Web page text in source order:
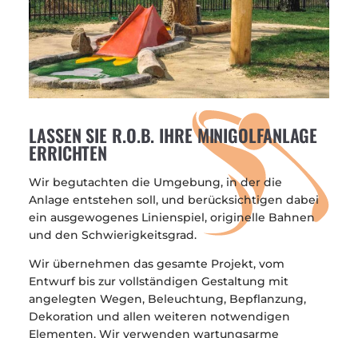
LASSEN SIE R.O.B. IHRE MINIGOLFANLAGE
ERRICHTEN
Wir begutachten die Umgebung, in der die
Anlage entstehen soll, und berücksichtigen dabei
ein ausgewogenes Linienspiel, originelle Bahnen
und den Schwierigkeitsgrad.
Wir übernehmen das gesamte Projekt, vom
Entwurf bis zur vollständigen Gestaltung mit
angelegten Wegen, Beleuchtung, Bepflanzung,
Dekoration und allen weiteren notwendigen
Elementen. Wir verwenden wartungsarme